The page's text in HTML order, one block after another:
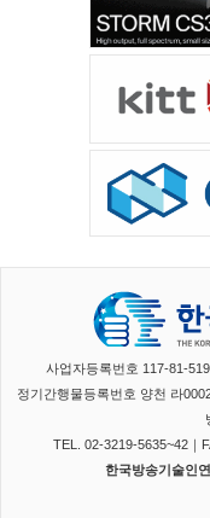
사업자등록번호 117-81-
정기간행물등록번호 양천 라
TEL. 02-3219-5635~42｜
한국방송기술인